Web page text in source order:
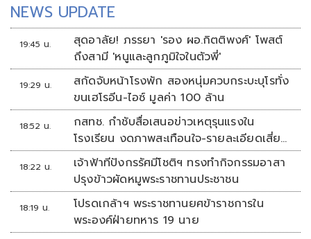
NEWS UPDATE
19:45 น.
สุดอาลัย! ภรรยา 'รอง ผอ.กิตติพงศ์' โพสต์
ถึงสามี 'หนูและลูกภูมิใจในตัวพี่'
19:29 น.
สกัดจับหน้าโรงพัก สองหนุ่มควบกระบะบุโรทั่ง
ขนเฮโรอีน-ไอซ์ มูลค่า 100 ล้าน
18:52 น.
กสทช. กำชับสื่อเสนอข่าวเหตุรุนแรงใน
โรงเรียน งดภาพสะเทือนใจ-รายละเอียดเสี่ยง
เลียนแบบ
18:22 น.
เจ้าฟ้าทีปังกรรัศมีโชติฯ ทรงทำกิจกรรมอาสา
ปรุงข้าวผัดหมูพระราชทานประชาชน
18:19 น.
โปรดเกล้าฯ พระราชทานยศข้าราชการใน
พระองค์ฝ่ายทหาร 19 นาย